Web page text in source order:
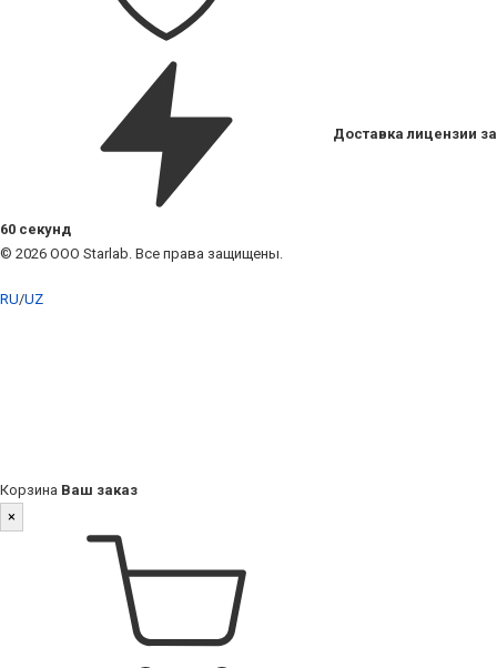
Доставка лицензии за
60 секунд
© 2026 ООО Starlab. Все права защищены.
RU/UZ
Корзина Ваш заказ
×